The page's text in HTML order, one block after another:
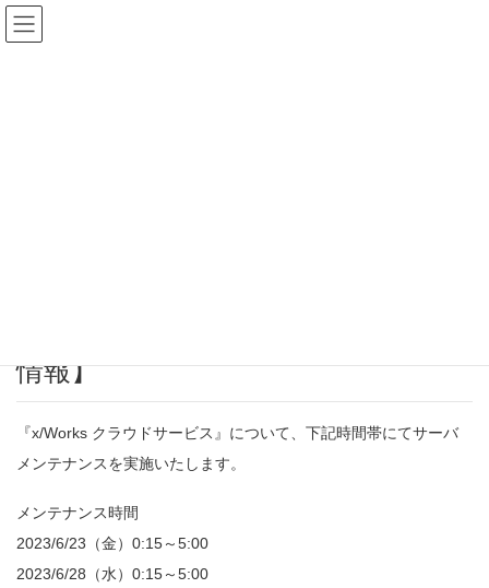
情報】
『x/Works クラウドサービス』について、下記時間帯にてサーバ
メンテナンスを実施いたします。
メンテナンス時間
2023/6/23（金）0:15～5:00
2023/6/28（水）0:15～5:00